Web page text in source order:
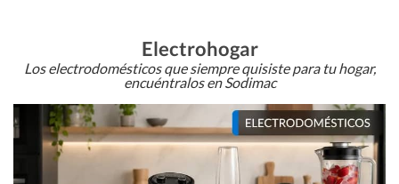
Electrohogar
Los electrodomésticos que siempre quisiste para tu hogar,
encuéntralos en Sodimac